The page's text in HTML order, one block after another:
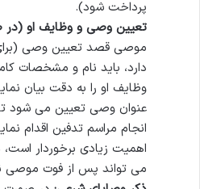
پرداخت شود).
تعیین وصی و وظایف او
موصی قصد تعیین وصی
دارد، باید نام و مشخصات
وظایف او را به دقت بیان
عنوان وصی تعیین می شود
انجام مراسم تدفین اقدام
اهمیت زیادی برخوردار
می تواند پس از فوت موصی